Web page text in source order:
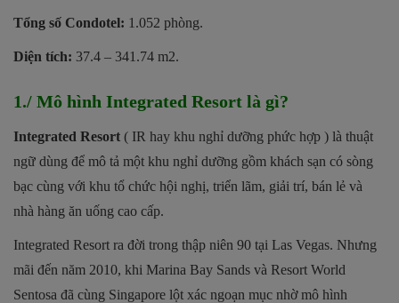
Tổng số Condotel: 1.052 phòng.
Diện tích: 37.4 – 341.74 m2.
1./ Mô hình Integrated Resort là gì?
Integrated Resort ( IR hay khu nghỉ dưỡng phức hợp ) là thuật
ngữ dùng để mô tả một khu nghỉ dưỡng gồm khách sạn có sòng
bạc cùng với khu tổ chức hội nghị, triển lãm, giải trí, bán lẻ và
nhà hàng ăn uống cao cấp.
Integrated Resort ra đời trong thập niên 90 tại Las Vegas. Nhưng
mãi đến năm 2010, khi Marina Bay Sands và Resort World
Sentosa đã cùng Singapore lột xác ngoạn mục nhờ mô hình